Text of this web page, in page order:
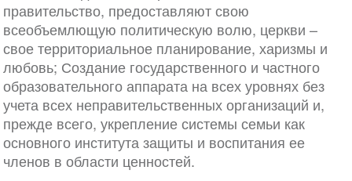
правительство, предоставляют свою
всеобъемлющую политическую волю, церкви –
свое территориальное планирование, харизмы и
любовь; Создание государственного и частного
образовательного аппарата на всех уровнях без
учета всех неправительственных организаций и,
прежде всего, укрепление системы семьи как
основного института защиты и воспитания ее
членов в области ценностей.